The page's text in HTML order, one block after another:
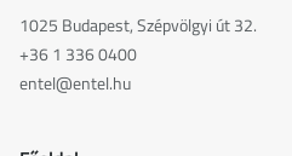
1025 Budapest, Szépvölgyi út 32.
+36 1 336 0400
entel@entel.hu